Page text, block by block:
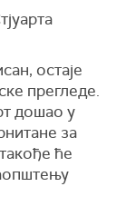
остаје
прегледе.
дошао у
за
ће